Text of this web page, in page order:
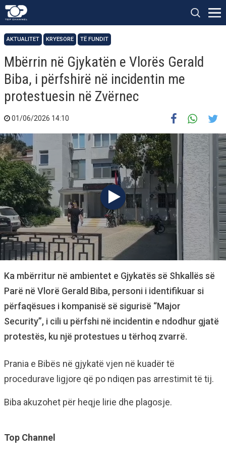
AKTUALITET KRYESORE TË FUNDIT
Mbërrin në Gjykatën e Vlorës Gerald
Biba, i përfshirë në incidentin me
protestuesin në Zvërnec
01/06/2026 14:10
Ka mbërritur në ambientet e Gjykatës së Shkallës së
Parë në Vlorë Gerald Biba, personi i identifikuar si
përfaqësues i kompanisë së sigurisë “Major
Security”, i cili u përfshi në incidentin e ndodhur gjatë
protestës, ku një protestues u tërhoq zvarrë.
Prania e Bibës në gjykatë vjen në kuadër të
procedurave ligjore që po ndiqen pas arrestimit të tij.
Biba akuzohet për heqje lirie dhe plagosje.
Top Channel